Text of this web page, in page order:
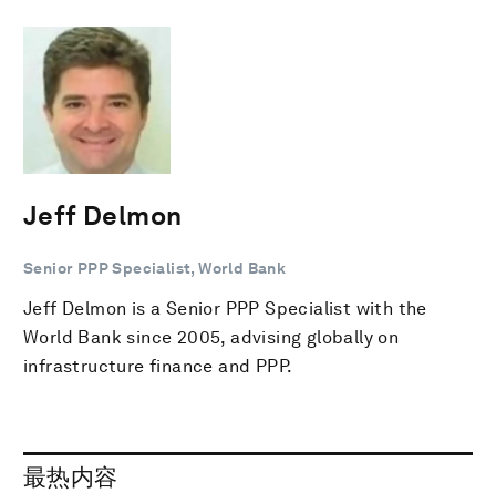
Jeff Delmon
Senior PPP Specialist, World Bank
Jeff Delmon is a Senior PPP Specialist with the
World Bank since 2005, advising globally on
infrastructure finance and PPP.
最热内容